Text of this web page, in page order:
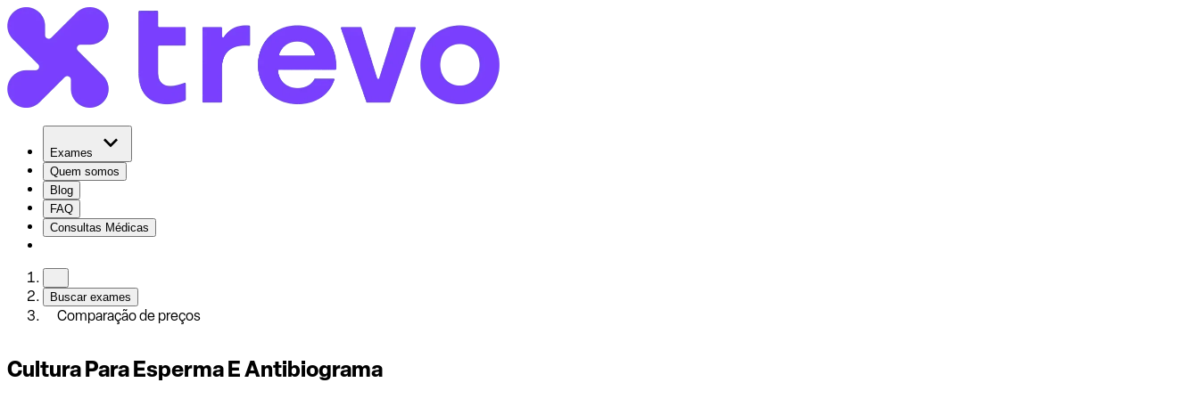
Exames
Quem somos
Blog
FAQ
Consultas Médicas
Buscar exames
Comparação de preços
Cultura Para Esperma E Antibiograma